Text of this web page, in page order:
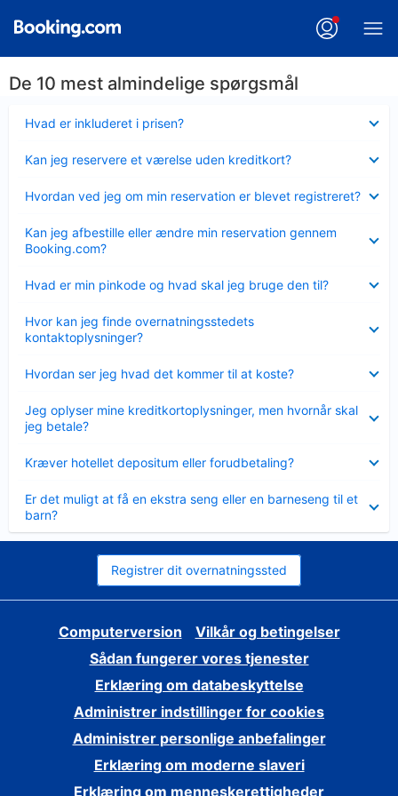
De 10 mest almindelige spørgsmål
Hvad er inkluderet i prisen?
Kan jeg reservere et værelse uden kreditkort?
Hvordan ved jeg om min reservation er blevet registreret?
Kan jeg afbestille eller ændre min reservation gennem
Booking.com?
Hvad er min pinkode og hvad skal jeg bruge den til?
Hvor kan jeg finde overnatningsstedets
kontaktoplysninger?
Hvordan ser jeg hvad det kommer til at koste?
Jeg oplyser mine kreditkortoplysninger, men hvornår skal
jeg betale?
Kræver hotellet depositum eller forudbetaling?
Er det muligt at få en ekstra seng eller en barneseng til et
barn?
Registrer dit overnatningssted
Computerversion
Vilkår og betingelser
Sådan fungerer vores tjenester
Erklæring om databeskyttelse
Administrer indstillinger for cookies
Administrer personlige anbefalinger
Erklæring om moderne slaveri
Erklæring om menneskerettigheder